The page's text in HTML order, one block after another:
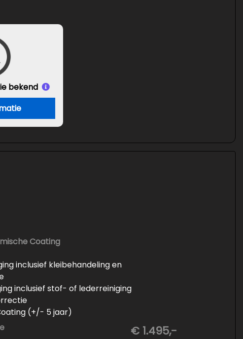
bekend
Coating
inclusief kleibehandeling en
inclusief stof- of lederreiniging
(+/- 5 jaar)
coaten wielen
€ 1.495,-